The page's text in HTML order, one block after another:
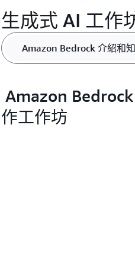
生成式 AI 工作
Amazon Bedrock 介紹和
Amazon
作工作坊